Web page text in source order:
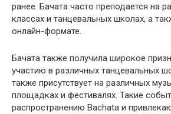
ранее. Бачата часто преподается на
классах и танцевальных школах, а
онлайн-формате.
Бачата также получила широкое
участию в различных танцевальных
также присутствует на различных
площадках и фестивалях. Такие
распространению Bachata и